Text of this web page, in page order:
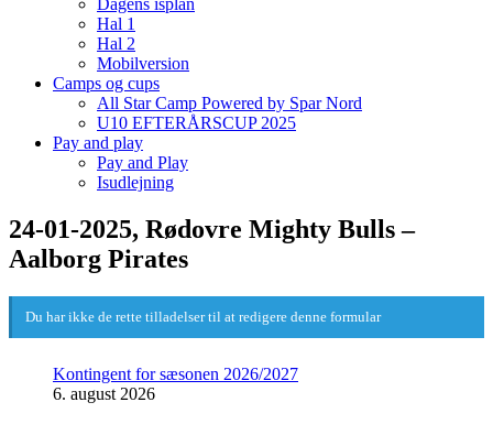
Dagens isplan
Hal 1
Hal 2
Mobilversion
Camps og cups
All Star Camp Powered by Spar Nord
U10 EFTERÅRSCUP 2025
Pay and play
Pay and Play
Isudlejning
24-01-2025, Rødovre Mighty Bulls –
Aalborg Pirates
Du har ikke de rette tilladelser til at redigere denne formular
Kontingent for sæsonen 2026/2027
6. august 2026